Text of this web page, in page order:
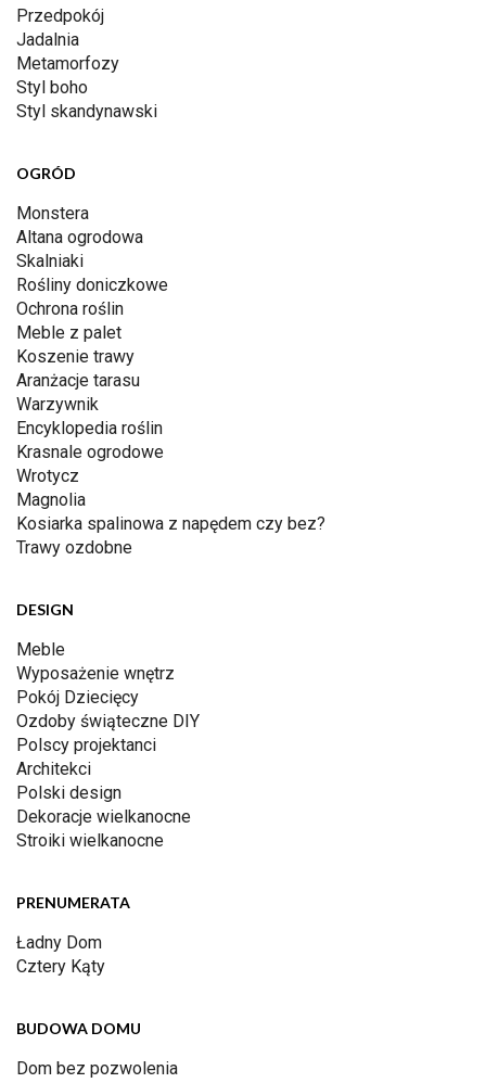
Przedpokój
Jadalnia
Metamorfozy
Styl boho
Styl skandynawski
OGRÓD
Monstera
Altana ogrodowa
Skalniaki
Rośliny doniczkowe
Ochrona roślin
Meble z palet
Koszenie trawy
Aranżacje tarasu
Warzywnik
Encyklopedia roślin
Krasnale ogrodowe
Wrotycz
Magnolia
Kosiarka spalinowa z napędem czy bez?
Trawy ozdobne
DESIGN
Meble
Wyposażenie wnętrz
Pokój Dziecięcy
Ozdoby świąteczne DIY
Polscy projektanci
Architekci
Polski design
Dekoracje wielkanocne
Stroiki wielkanocne
PRENUMERATA
Ładny Dom
Cztery Kąty
BUDOWA DOMU
Dom bez pozwolenia